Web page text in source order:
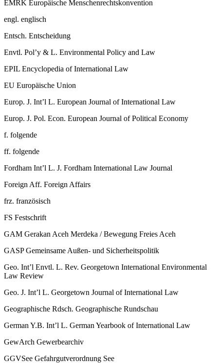
EMRK Europäische Menschenrechtskonvention
engl. englisch
Entsch. Entscheidung
Envtl. Pol’y & L. Environmental Policy and Law
EPIL Encyclopedia of International Law
EU Europäische Union
Europ. J. Int’l L. European Journal of International Law
Europ. J. Pol. Econ. European Journal of Political Economy
f. folgende
ff. folgende
Fordham Int’l L. J. Fordham International Law Journal
Foreign Aff. Foreign Affairs
frz. französisch
FS Festschrift
GAM Gerakan Aceh Merdeka /​ Bewegung Freies Aceh
GASP Gemeinsame Außen-​ und Sicherheitspolitik
Geo. Int’l Envtl. L. Rev. Georgetown International Environmental
Law Review
Geo. J. Int’l L. Georgetown Journal of International Law
Geographische Rdsch. Geographische Rundschau
German Y.B. Int’l L. German Yearbook of International Law
GewArch Gewerbearchiv
GGVSee Gefahrgutverordnung See